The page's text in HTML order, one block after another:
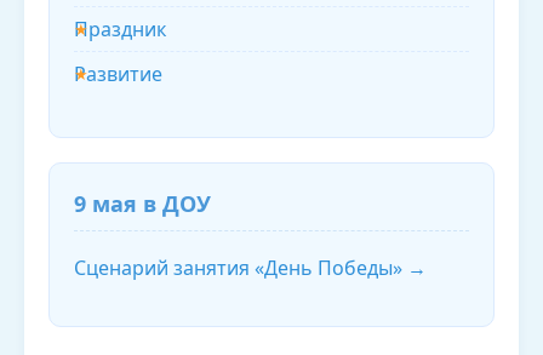
Праздник
Развитие
9 мая в ДОУ
Сценарий занятия «День Победы» →